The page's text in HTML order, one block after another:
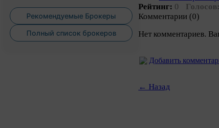
Рекомендуемые Брокеры
Полный список брокеров
Рейтинг: 0
Комментарии (0)
Нет комментариев.
Добавить
← Назад